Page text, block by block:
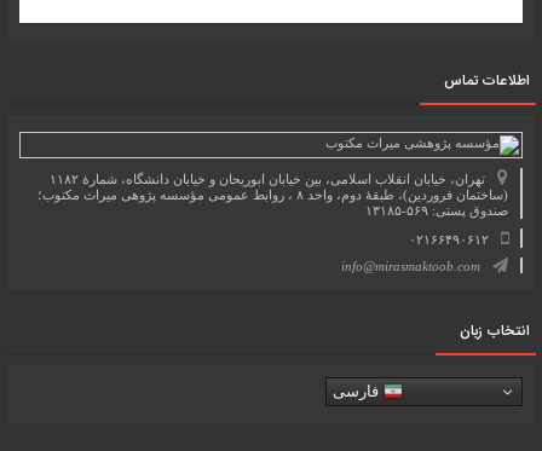
اطلاعات تماس
تهران، خیابان انقلاب اسلامی، بین خیابان ابوریحان و خیابان دانشگاه، شمارۀ ۱۱۸۲
(ساختمان فروردین)، طبقۀ دوم، واحد ۸ ، روابط عمومی مؤسسه پژوهی میراث مکتوب؛
صندوق پستی: ۵۶۹-۱۳۱۸۵
۰۲۱۶۶۴۹۰۶۱۲
info@mirasmaktoob.com
انتخاب زبان
فارسی